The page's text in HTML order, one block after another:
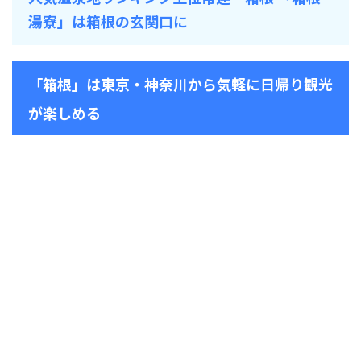
湯寮」は箱根の玄関口に
「箱根」は東京・神奈川から気軽に日帰り観光
が楽しめる